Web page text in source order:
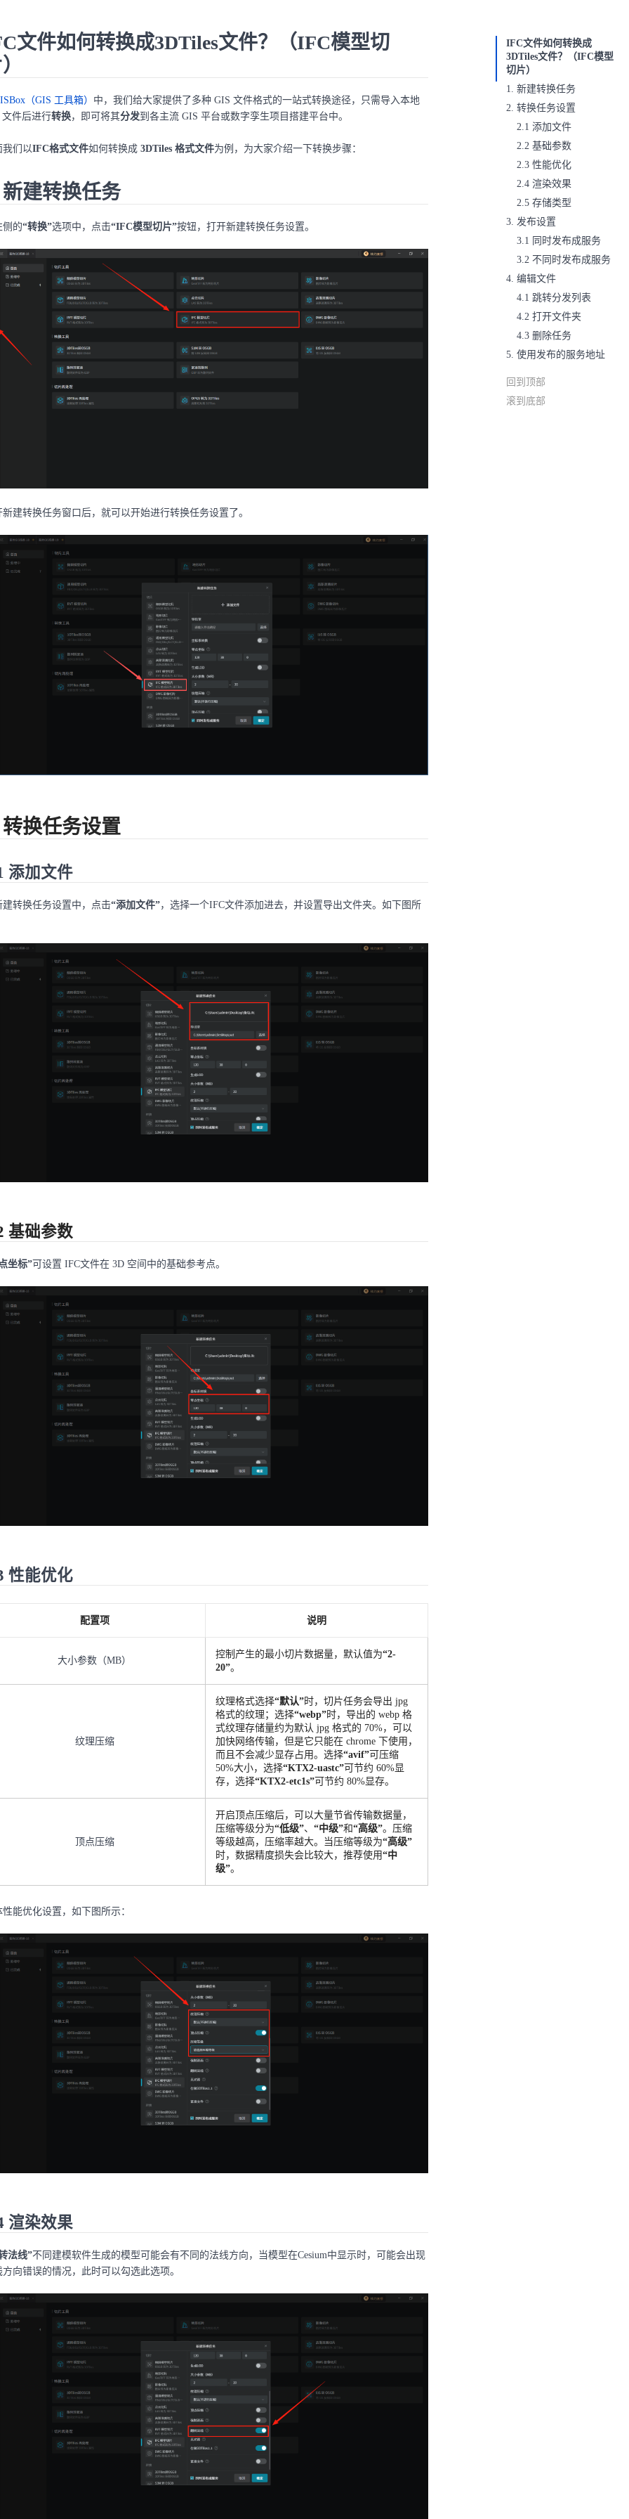
文件如何转换成3DTiles文件？（IFC模型切
（GIS 工具箱） 中，我们给大家提供了多种 GIS 文件格式的一站式转换途径，只需导入本地
文件后进行转换，即可将其分发到各主流 GIS 平台或数字孪生项目搭建平台中。
我们以IFC格式文件如何转换成 3DTiles 格式文件为例，为大家介绍一下转换步骤：
新建转换任务
侧的“转换”选项中，点击“IFC模型切片”按钮，打开新建转换任务设置。
新建转换任务窗口后，就可以开始进行转换任务设置了。
转换任务设置
添加文件
建转换任务设置中，点击“添加文件”，选择一个IFC文件添加进去，并设置导出文件夹。如下图所
基础参数
坐标”可设置 IFC文件在 3D 空间中的基础参考点。
性能优化
配置项 说明
大小参数（MB）
控制产生的最小切片数据量，默认值为“2-
20”。
纹理压缩
纹理格式选择“默认”时，切片任务会导出 jpg
格式的纹理；选择“webp”时，导出的 webp 格
式纹理存储量约为默认 jpg 格式的 70%，可以
加快网络传输，但是它只能在 chrome 下使用，
而且不会减少显存占用。选择“avif”可压缩
50%大小，选择“KTX2-uastc”可节约 60%显
存，选择“KTX2-etc1s”可节约 80%显存。
顶点压缩
开启顶点压缩后，可以大量节省传输数据量，
压缩等级分为“低级”、 “中级”和“高级”。压缩
等级越高，压缩率越大。当压缩等级为“高级”
时，数据精度损失会比较大，推荐使用“中
级”。
性能优化设置，如下图所示：
渲染效果
法线”不同建模软件生成的模型可能会有不同的法线方向，当模型在Cesium中显示时，可能会出现
方向错误的情况，此时可以勾选此选项。
IFC文件如何转换成
3DTiles文件？（IFC模型
切片）
1. 新建转换任务
2. 转换任务设置
2.1 添加文件
2.2 基础参数
2.3 性能优化
2.4 渲染效果
2.5 存储类型
3. 发布设置
3.1 同时发布成服务
3.2 不同时发布成服务
4. 编辑文件
4.1 跳转分发列表
4.2 打开文件夹
4.3 删除任务
5. 使用发布的服务地址
回到顶部
滚到底部